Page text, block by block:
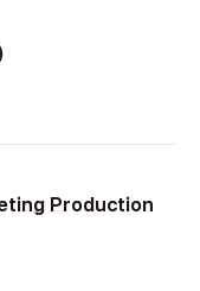
Production